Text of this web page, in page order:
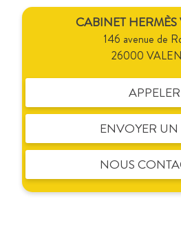
CABINET
146 avenue de
26000
APPELER
ENVOYER
NOUS